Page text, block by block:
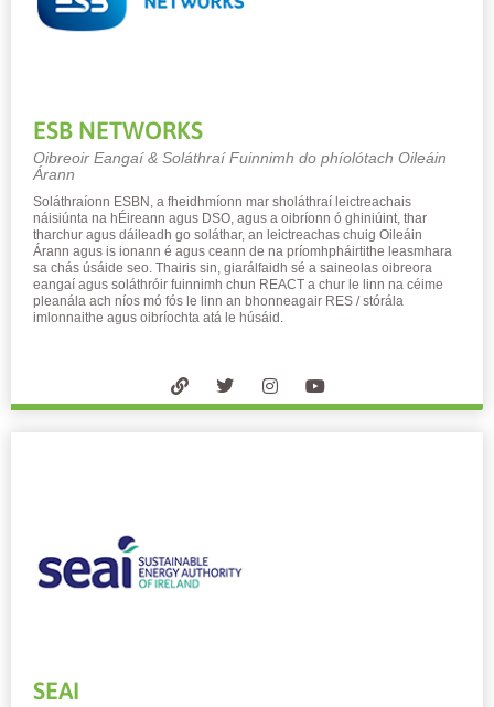
ESB NETWORKS
Oibreoir Eangaí & Soláthraí Fuinnimh do phíolótach Oileáin
Árann
Soláthraíonn ESBN, a fheidhmíonn mar sholáthraí leictreachais
náisiúnta na hÉireann agus DSO, agus a oibríonn ó ghiniúint, thar
tharchur agus dáileadh go soláthar, an leictreachas chuig Oileáin
Árann agus is ionann é agus ceann de na príomhpháirtithe leasmhara
sa chás úsáide seo. Thairis sin, giarálfaidh sé a saineolas oibreora
eangaí agus soláthróir fuinnimh chun REACT a chur le linn na céime
pleanála ach níos mó fós le linn an bhonneagair RES / stórála
imlonnaithe agus oibríochta atá le húsáid.
SEAI